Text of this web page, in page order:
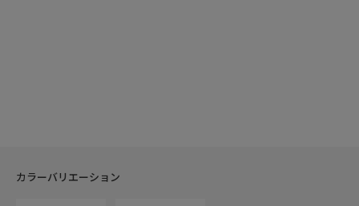
カラーバリエーション